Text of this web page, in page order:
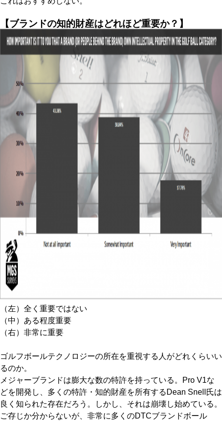
【ブランドの知的財産はどれほど重要か？】
（左）全く重要ではない
（中）ある程度重要
（右）非常に重要
ゴルフボールテクノロジーの所在を重視する人がどれくらいい
るのか。
メジャーブランドは膨大な数の特許を持っている。Pro V1な
どを開発し、多くの特許・知的財産を所有するDean Snell氏は
良く知られた存在だろう。しかし、それは崩壊し始めている。
ご存じか分からないが、非常に多くのDTCブランドボール